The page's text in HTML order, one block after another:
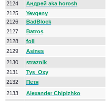
2124
Андрей aka horosh
2125
Yevgeny
2126
BadBlock
2127
Batros
2128
foil
2129
Asines
2130
straznik
2131
Tys_Oxy
2132
Петя
2133
Alexander Chipizhko